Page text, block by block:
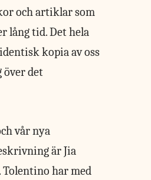
och artiklar som
lång tid. Det hela
kopia av oss
över det
vår nya
är Jia
. Tolentino har med